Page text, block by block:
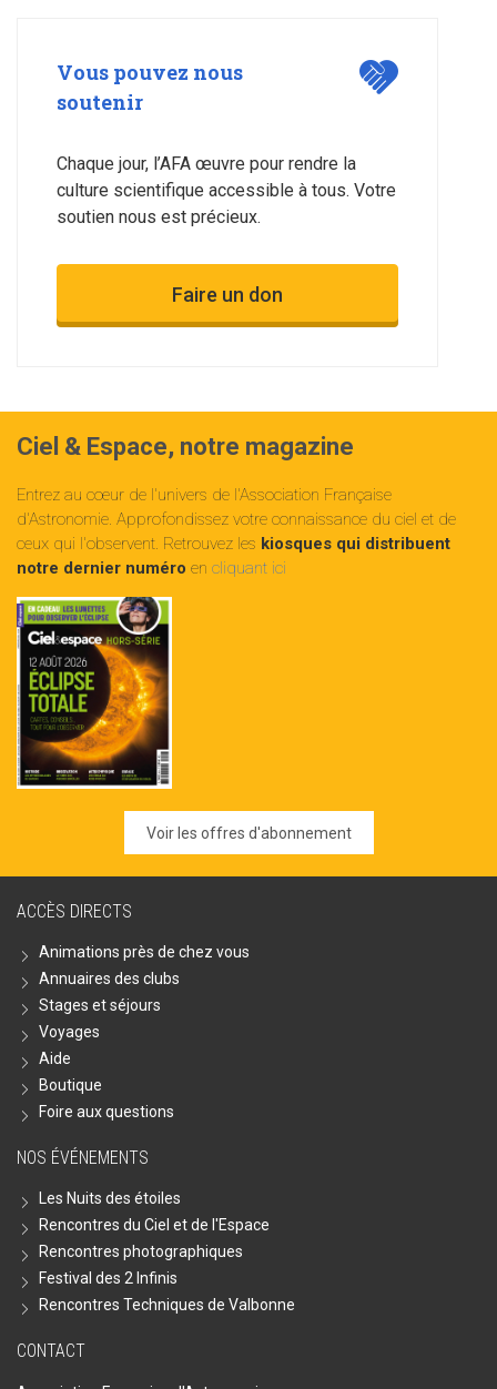
Vous pouvez nous
soutenir
Chaque jour, l’AFA œuvre pour rendre la
culture scientifique accessible à tous. Votre
soutien nous est précieux.
Faire un don
Ciel & Espace, notre magazine
Entrez au cœur de l'univers de l'Association Française
d'Astronomie. Approfondissez votre connaissance du ciel et de
ceux qui l'observent. Retrouvez les kiosques qui distribuent
notre dernier numéro en cliquant ici
Voir les offres d'abonnement
ACCÈS DIRECTS
Animations près de chez vous
Annuaires des clubs
Stages et séjours
Voyages
Aide
Boutique
Foire aux questions
NOS ÉVÉNEMENTS
Les Nuits des étoiles
Rencontres du Ciel et de l'Espace
Rencontres photographiques
Festival des 2 Infinis
Rencontres Techniques de Valbonne
CONTACT